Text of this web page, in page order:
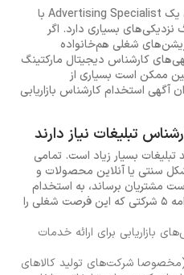
همانطور که پیداست مسئولیت‌های یک Advertising Specialist با
بسیاری دارد. اگر
شغلی هم‌خانواده
کارشناس دیجیتال مارکتینگ
ممکن است بسیاری از
استخدام کارشناس بازاریابی
بسیار زیاد است. تمامی
سنتی یا آنلاین محصولات و
مشتریان برساند، به استخدام
متخصص تبلیغات نیاز دارند. در ادامه 5 شرکتی که این فرصت شغلی را
بازاریابی برای ارائه خدمات
شرکت‌های تولید کالاهای